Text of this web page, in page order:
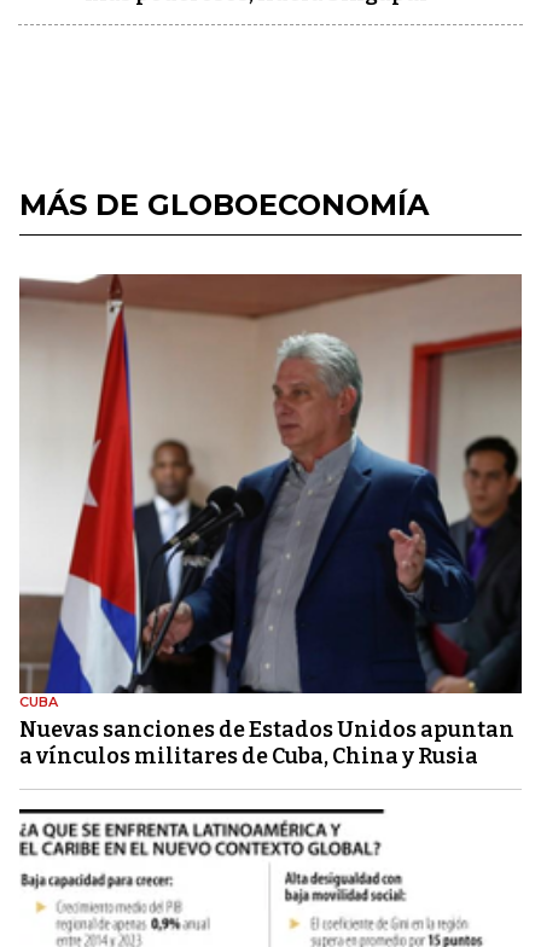
MÁS DE GLOBOECONOMÍA
CUBA
Nuevas sanciones de Estados Unidos apuntan
a vínculos militares de Cuba, China y Rusia